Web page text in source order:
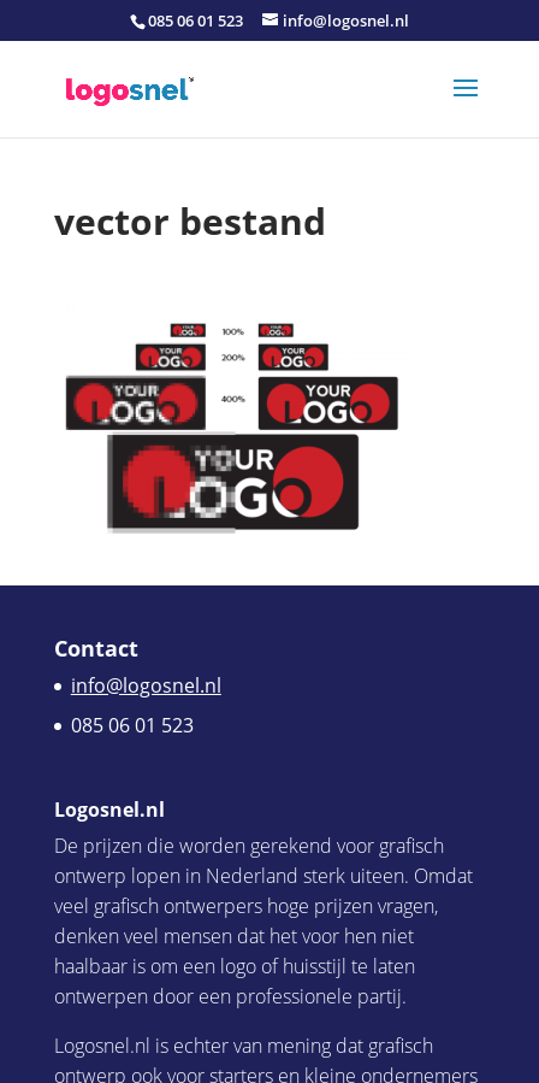
085 06 01 523 info@logosnel.nl
vector bestand
Contact
info@logosnel.nl
085 06 01 523
Logosnel.nl
De prijzen die worden gerekend voor grafisch
ontwerp lopen in Nederland sterk uiteen. Omdat
veel grafisch ontwerpers hoge prijzen vragen,
denken veel mensen dat het voor hen niet
haalbaar is om een logo of huisstijl te laten
ontwerpen door een professionele partij.
Logosnel.nl is echter van mening dat grafisch
ontwerp ook voor starters en kleine ondernemers